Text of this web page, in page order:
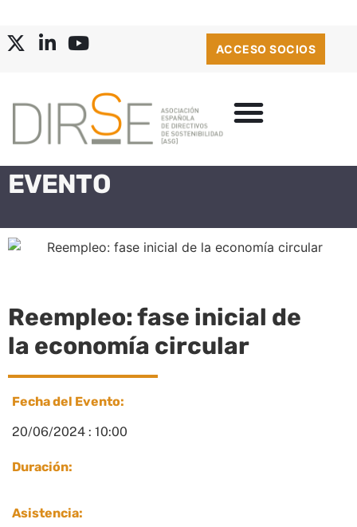
ACCESO SOCIOS
EVENTO
Reempleo: fase inicial de
la economía circular
Fecha del Evento:
20/06/2024 : 10:00
Duración:
Asistencia: